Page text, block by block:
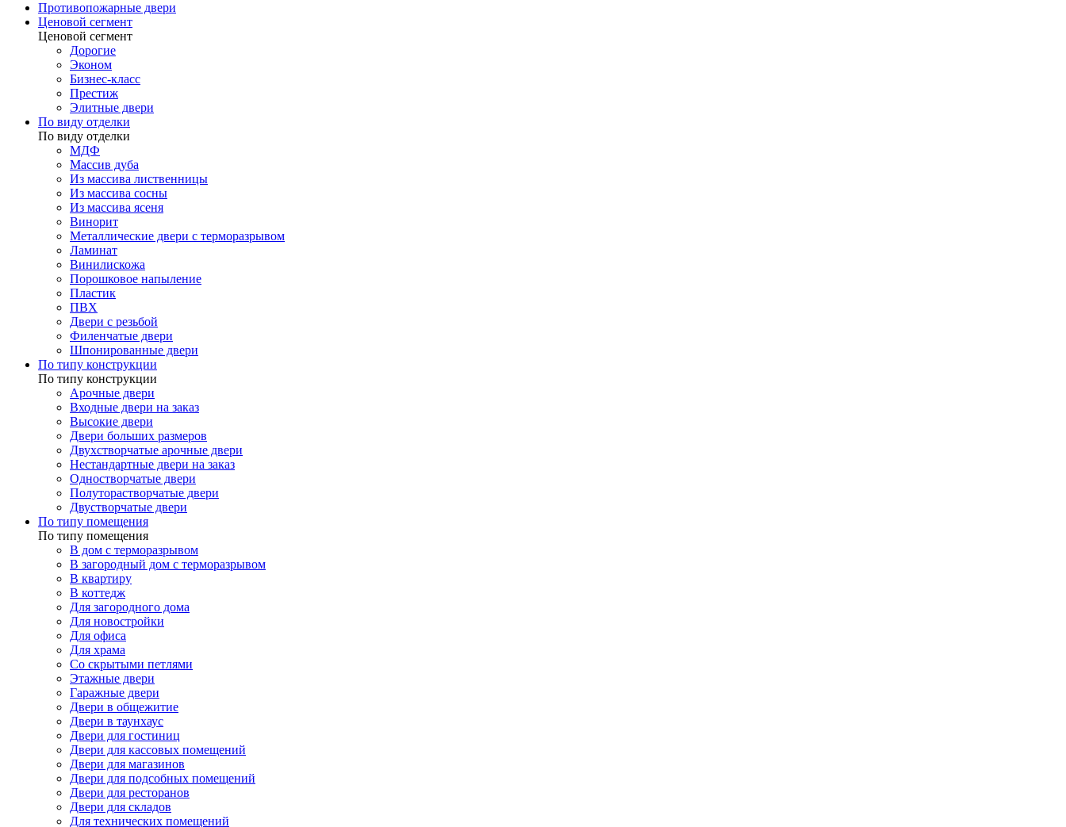
Противопожарные двери
Ценовой сегмент
Ценовой сегмент
Дорогие
Эконом
Бизнес-класс
Престиж
Элитные двери
По виду отделки
По виду отделки
МДФ
Массив дуба
Из массива лиственницы
Из массива сосны
Из массива ясеня
Винорит
Металлические двери с терморазрывом
Ламинат
Винилискожа
Порошковое напыление
Пластик
ПВХ
Двери с резьбой
Филенчатые двери
Шпонированные двери
По типу конструкции
По типу конструкции
Арочные двери
Входные двери на заказ
Высокие двери
Двери больших размеров
Двухстворчатые арочные двери
Нестандартные двери на заказ
Одностворчатые двери
Полуторастворчатые двери
Двустворчатые двери
По типу помещения
По типу помещения
В дом с терморазрывом
В загородный дом с терморазрывом
В квартиру
В коттедж
Для загородного дома
Для новостройки
Для офиса
Для храма
Со скрытыми петлями
Этажные двери
Гаражные двери
Двери в общежитие
Двери в таунхаус
Двери для гостиниц
Двери для кассовых помещений
Двери для магазинов
Двери для подсобных помещений
Двери для ресторанов
Двери для складов
Для технических помещений